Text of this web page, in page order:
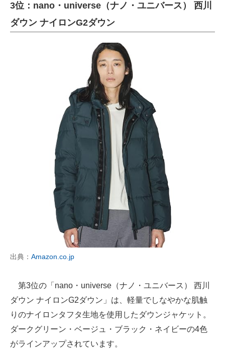
3位：nano・universe（ナノ・ユニバース） 西川
ダウン ナイロンG2ダウン
出典： Amazon.co.jp
第3位の「nano・universe（ナノ・ユニバース） 西川
ダウン ナイロンG2ダウン」は、軽量でしなやかな肌触
りのナイロンタフタ生地を使用したダウンジャケット。
ダークグリーン・ベージュ・ブラック・ネイビーの4色
がラインアップされています。